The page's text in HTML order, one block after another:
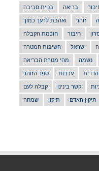
בניית סביבה בריאה
ואהבת לרעך כמוך זוהר
חוכמת הקבלה חיבור
חשיבות המטרה ישראל
מהי מטרת הבריאה נשמה
ספר הזוהר ערבות
קבלה לעם קשר בינינו
שמחה תיקון תיקון האדם